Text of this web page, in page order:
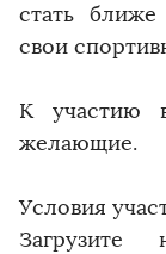
стать ближе
свои
К участию
желающие.
Условия